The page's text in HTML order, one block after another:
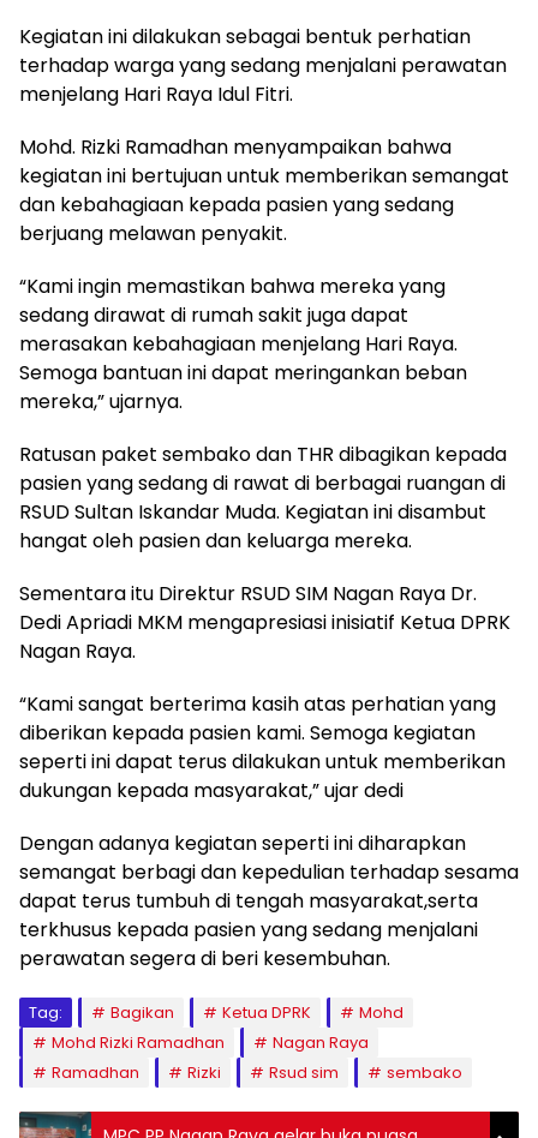
Kegiatan ini dilakukan sebagai bentuk perhatian
terhadap warga yang sedang menjalani perawatan
menjelang Hari Raya Idul Fitri.
Mohd. Rizki Ramadhan menyampaikan bahwa
kegiatan ini bertujuan untuk memberikan semangat
dan kebahagiaan kepada pasien yang sedang
berjuang melawan penyakit.
“Kami ingin memastikan bahwa mereka yang
sedang dirawat di rumah sakit juga dapat
merasakan kebahagiaan menjelang Hari Raya.
Semoga bantuan ini dapat meringankan beban
mereka,” ujarnya.
Ratusan paket sembako dan THR dibagikan kepada
pasien yang sedang di rawat di berbagai ruangan di
RSUD Sultan Iskandar Muda. Kegiatan ini disambut
hangat oleh pasien dan keluarga mereka.
Sementara itu Direktur RSUD SIM Nagan Raya Dr.
Dedi Apriadi MKM mengapresiasi inisiatif Ketua DPRK
Nagan Raya.
“Kami sangat berterima kasih atas perhatian yang
diberikan kepada pasien kami. Semoga kegiatan
seperti ini dapat terus dilakukan untuk memberikan
dukungan kepada masyarakat,” ujar dedi
Dengan adanya kegiatan seperti ini diharapkan
semangat berbagi dan kepedulian terhadap sesama
dapat terus tumbuh di tengah masyarakat,serta
terkhusus kepada pasien yang sedang menjalani
perawatan segera di beri kesembuhan.
Tag: Bagikan Ketua DPRK
Mohd
Mohd Rizki Ramadhan
Nagan Raya
Ramadhan
Rizki Rsud sim sembako